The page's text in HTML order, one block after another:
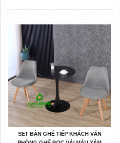
SET BÀN GHẾ TIẾP KHÁCH VĂN